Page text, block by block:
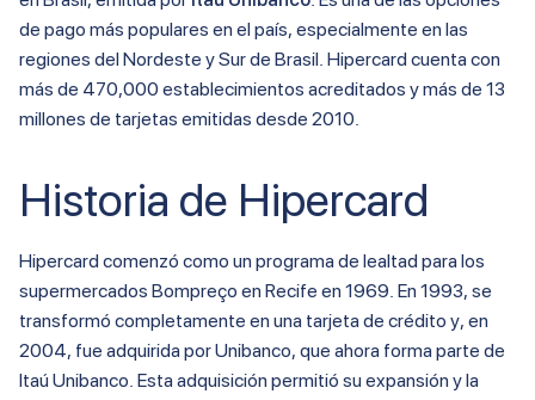
de pago más populares en el país, especialmente en las
regiones del Nordeste y Sur de Brasil. Hipercard cuenta con
más de 470,000 establecimientos acreditados y más de 13
millones de tarjetas emitidas desde 2010.
Historia de Hipercard
Hipercard comenzó como un programa de lealtad para los
supermercados Bompreço en Recife en 1969. En 1993, se
transformó completamente en una tarjeta de crédito y, en
2004, fue adquirida por Unibanco, que ahora forma parte de
Itaú Unibanco. Esta adquisición permitió su expansión y la